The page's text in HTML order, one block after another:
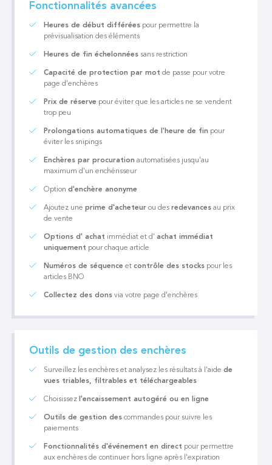
Fonctionnalités avancées
Heures de début différées pour permettre la
prévisualisation des éléments
Heures de fin échelonnées sans restriction
Capacité de protection par mot de passe pour votre
page d'enchères
Prix ​​de réserve pour éviter que les articles ne se vendent
trop peu
Prolongations automatiques de l'heure de fin pour
éviter les snipings
Enchères par procuration automatisées jusqu'au
maximum d'un enchérisseur
Option d'enchère anonyme
Ajoutez une prime d'acheteur ou des redevances au prix
de vente
Options d' achat immédiat et d' achat immédiat
uniquement pour chaque article
Numéros de séquence et contrôle des stocks pour les
articles BNO
Collectez des dons via votre page d'enchères
Outils de gestion des enchères
Surveillez les enchères et analysez les résultats à l'aide de
vues triables, filtrables et téléchargeables
Choisissez l'encaissement autogéré ou en ligne
Outils de gestion des commandes pour suivre les
paiements
Fonctionnalités d'événement en direct pour permettre
aux enchères de continuer hors ligne après l'expiration